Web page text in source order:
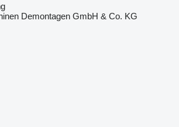
Demontagen GmbH & Co. KG